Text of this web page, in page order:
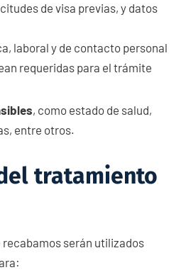
de visa previas, y datos
laboral y de contacto personal
requeridas para el trámite
, como estado de salud,
entre otros.
tratamiento
serán utilizados